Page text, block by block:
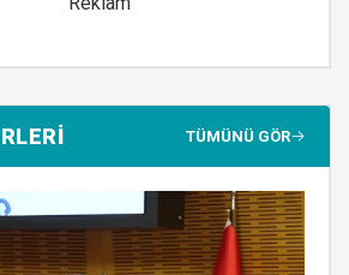
TÜMÜNÜ GÖR